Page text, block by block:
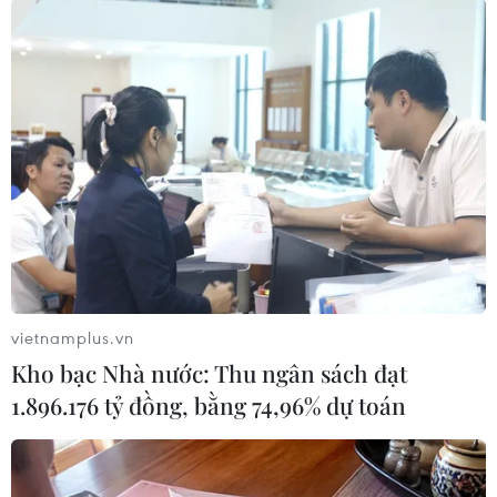
Theo dõi VietnamPlus
TIN LIÊN QUAN
vietnamplus.vn
Kho bạc Nhà nước: Thu ngân sách đạt
1.896.176 tỷ đồng, bằng 74,96% dự toán